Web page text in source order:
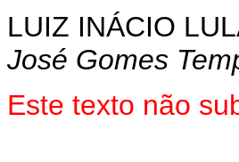
LUIZ INÁCIO
José Gomes
Este texto não